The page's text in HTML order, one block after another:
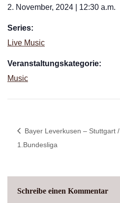
2. November, 2024 | 12:30 a.m.
Series:
Live Music
Veranstaltungskategorie:
Music
Bayer Leverkusen – Stuttgart /
1.Bundesliga
Schreibe einen Kommentar